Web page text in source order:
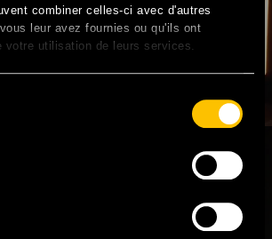
combiner celles-ci avec d'autres
leur avez fournies ou qu'ils ont
votre utilisation de leurs services.